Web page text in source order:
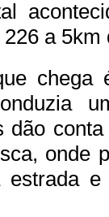
a 5km
chega
dão
onde
estrada